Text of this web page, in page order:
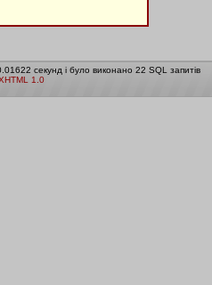
секунд і було виконано 22 SQL запитів
1.0